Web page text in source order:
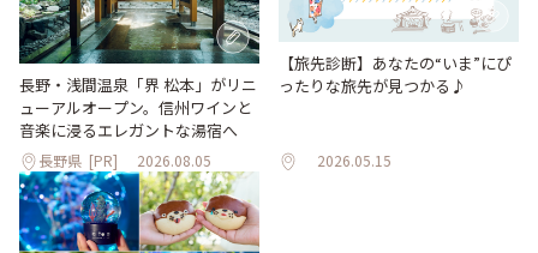
長野・浅間温泉「界 松本」がリニ
ューアルオープン。信州ワインと
音楽に浸るエレガントな湯宿へ
長野県 [PR] 2026.08.05
【旅先診断】あなたの“いま”にぴ
ったりな旅先が見つかる♪
2026.05.15